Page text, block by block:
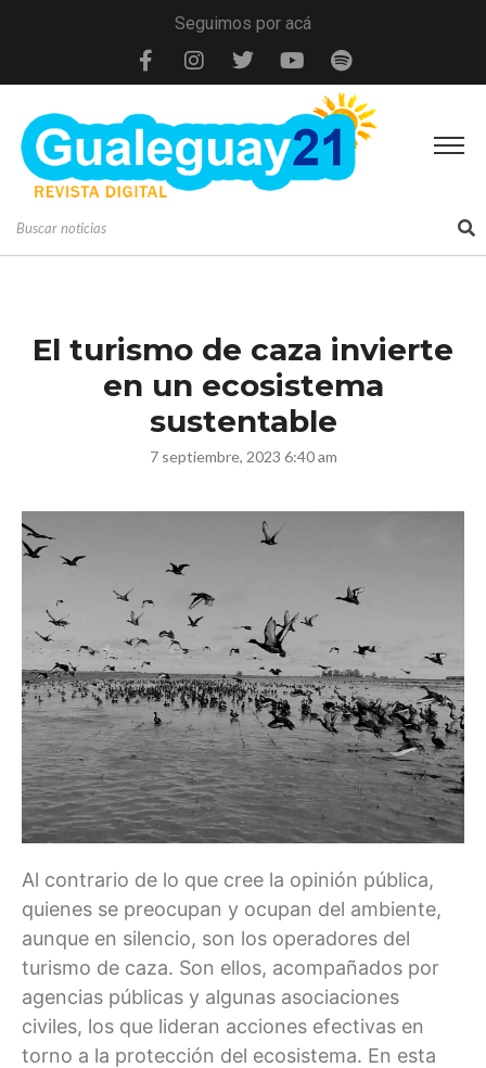
Seguimos por acá
El turismo de caza invierte
en un ecosistema
sustentable
7 septiembre, 2023 6:40 am
Al contrario de lo que cree la opinión pública,
quienes se preocupan y ocupan del ambiente,
aunque en silencio, son los operadores del
turismo de caza. Son ellos, acompañados por
agencias públicas y algunas asociaciones
civiles, los que lideran acciones efectivas en
torno a la protección del ecosistema. En esta